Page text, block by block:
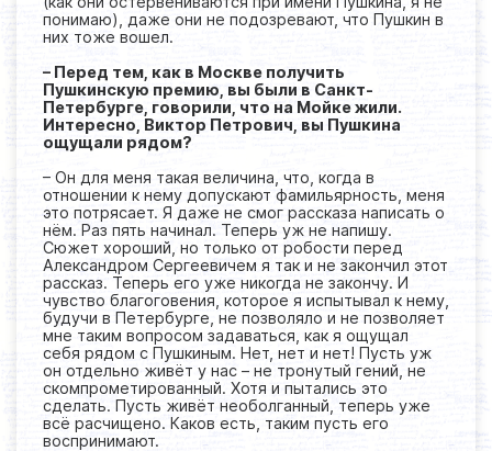
понимаю), даже они не подозревают, что Пушкин в
них тоже вошел.
– Перед тем, как в Москве получить
Пушкинскую премию, вы были в Санкт-
Петербурге, говорили, что на Мойке жили.
Интересно, Виктор Петрович, вы Пушкина
ощущали рядом?
– Он для меня такая величина, что, когда в
отношении к нему допускают фамильярность, меня
это потрясает. Я даже не смог рассказа написать о
нём. Раз пять начинал. Теперь уж не напишу.
Сюжет хороший, но только от робости перед
Александром Сергеевичем я так и не закончил этот
рассказ. Теперь его уже никогда не закончу. И
чувство благоговения, которое я испытывал к нему,
будучи в Петербурге, не позволяло и не позволяет
мне таким вопросом задаваться, как я ощущал
себя рядом с Пушкиным. Нет, нет и нет! Пусть уж
он отдельно живёт у нас – не тронутый гений, не
скомпрометированный. Хотя и пытались это
сделать. Пусть живёт необолганный, теперь уже
всё расчищено. Каков есть, таким пусть его
воспринимают.